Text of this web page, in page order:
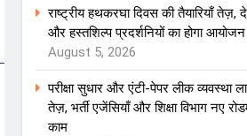
राष्ट्रीय हथकरघा दिवस की तैयारियाँ
और हस्तशिल्प प्रदर्शनियों का होगा आयोजन
August 5, 2026
परीक्षा सुधार और एंटी-पेपर लीक व्यवस्था
तेज़, भर्ती एजेंसियाँ और शिक्षा विभाग नए
काम